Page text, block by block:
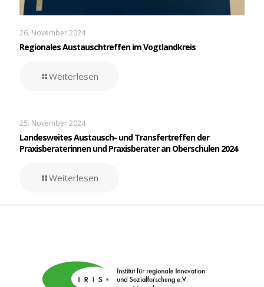
26. November 2024
Regionales Austauschtreffen im Vogtlandkreis
Weiterlesen
25. November 2024
Landesweites Austausch- und Transfertreffen der
Praxisberaterinnen und Praxisberater an Oberschulen 2024
Weiterlesen